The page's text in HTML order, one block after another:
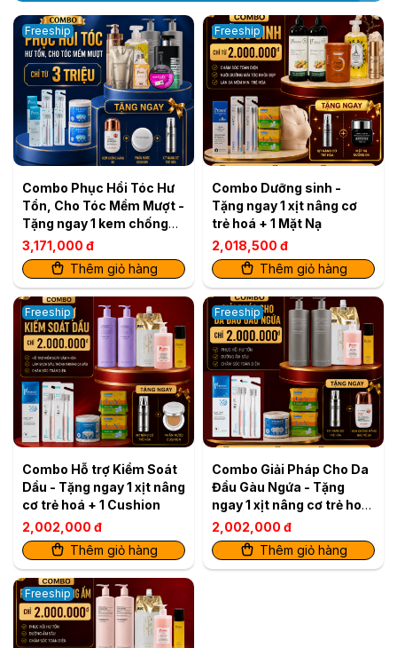
Freeship
Combo Phục Hồi Tóc Hư
Tổn, Cho Tóc Mềm Mượt -
Tặng ngay 1 kem chống
nắng BB + 1 hộp phấn
nước Cushion + 1 Xịt nâng
cơ trẻ hoá
3,171,000 đ
Thêm giỏ hàng
Freeship
Combo Dưỡng sinh -
Tặng ngay 1 xịt nâng cơ
trẻ hoá + 1 Mặt Nạ
2,018,500 đ
Thêm giỏ hàng
Freeship
Combo Hỗ trợ Kiểm Soát
Dầu - Tặng ngay 1 xịt nâng
cơ trẻ hoá + 1 Cushion
2,002,000 đ
Thêm giỏ hàng
Freeship
Combo Giải Pháp Cho Da
Đầu Gàu Ngứa - Tặng
ngay 1 xịt nâng cơ trẻ hoá
+ 1 kem chống nắng
2,002,000 đ
Thêm giỏ hàng
Freeship